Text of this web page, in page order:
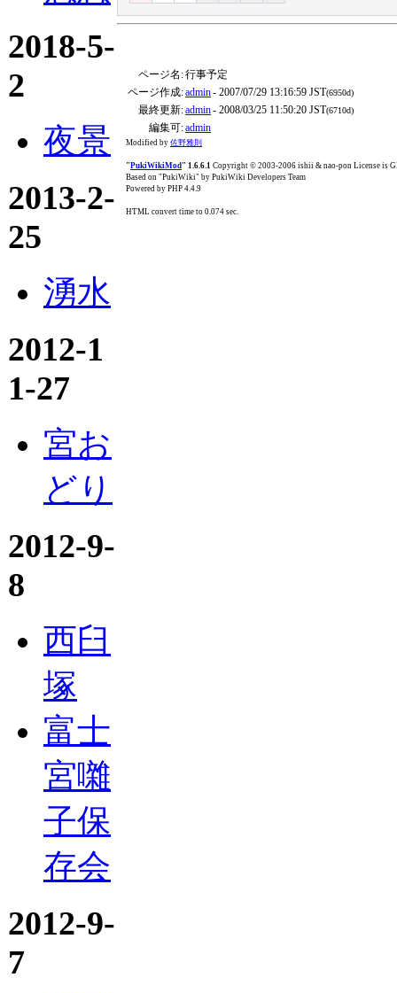
2018-5-
2
夜景
2013-2-
25
湧水
2012-1
1-27
宮お
どり
2012-9-
8
西臼
塚
富士
宮囃
子保
存会
2012-9-
7
ページ名:行事予定
ページ作成:admin- 2007/07/29 13:16:59 JST(6950d)
最終更新:admin- 2008/03/25 11:50:20 JST(6710d)
編集可:admin
Modified by 佐野雅則
"PukiWikiMod" 1.6.6.1 Copyright © 2003-2006 ishii & nao-pon License is
Based on "PukiWiki" by PukiWiki Developers Team
Powered by PHP 4.4.9
HTML convert time to 0.074 sec.